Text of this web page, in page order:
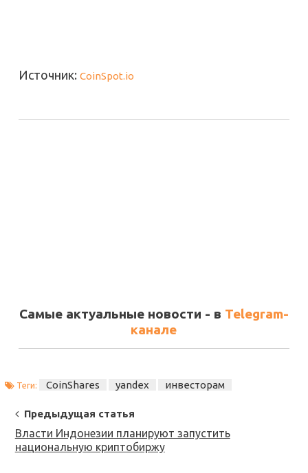
Источник: CoinSpot.io
Самые актуальные новости - в Telegram-
канале
Теги: CoinShares yandex инвесторам
Post
Navigation
Предыдущая статья
Власти Индонезии планируют запустить
национальную криптобиржу